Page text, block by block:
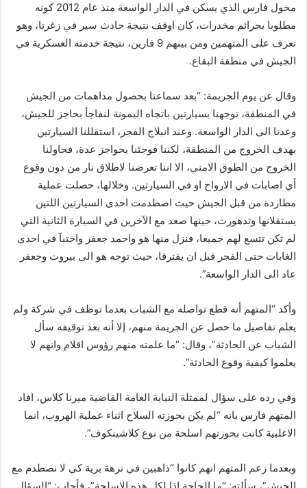
مخول فارس الذي يسكن في الدار الواسعة منذ عام 2012 كونه
مطلوبا بجرائم مخدرات، كان اوقف نتيجة حادث سير في زغرتا، وهو
تعرف على المتهمين ومن بينهم 9 فارين، نتيجة خدمته العسكرية في
الجيش في منطقة البقاع.
وقال عن يوم الجريمة: “بعد سماعنا بحصول مداهمات من الجيش
في المنطقة، توجهنا بسيارتين باتجاه اليمونة لنفاجأ بحاجز للجيش،
وعدنا الى الدار الواسعة. وعند انبلاج الفجر، استقللنا السيارتين
بهدف الخروج من المنطقة، لكننا فوجئنا بحواجز عدة، فحاولنا
الخروج من الطوق الامني، الا اننا تعرضنا لاطلاق نار من دون وقوع
أي اصابات في الارواح او في السيارتين. وخلالها، حصلت عملية
مطاردة من قبل الجيش حيث اصطدمت احدى السيارتين اللتين
يستقلانها وتدهورت، حينها صعد مع الآخرين في السيارة الثانية التي
لم تكن تتسع لهم جميعا، فنزل منها هو واحمد جعفر واختبآ في احدى
الغابات حتى الفجر قبل ان يفترقا، حيث توجه هو الى بيروت وجعفر
عاد الى الدار الواسعة”.
وأكد “المتهم أنه قطع تواصله مع الشباب بعدما توظف في شركة ولم
يعلم تفاصيل ما حصل عن الجريمة منهم، إلا أنه بعد توقيفه سأل
الشباب عن الحادثة”، وقال: “ما علمته منهم رؤوس اقلام وانهم لا
يعلموا كيفية وقوع الحادثة”.
وفي رده على سؤال لممثلة النيابة العامة القاضية ميرنا كلاس، افاد
المتهم فارس بانه “لم يكن بحوزته السلاح اثناء عملية الهروب، انما
الاغلبية كانت بحوزتهم اسلحة من نوع كلاشينكوف”.
وبعدما زعم المتهم انهم كانوا “ذاهبين في نزهة برية كي لا نصطدم مع